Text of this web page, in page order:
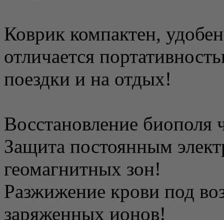
Коврик компактен,
отличается
поездки и на отдых!
Восстановление биополя
Защита постоянным
геомагнитных зон!
Разжижение крови под
заряженных ионов!